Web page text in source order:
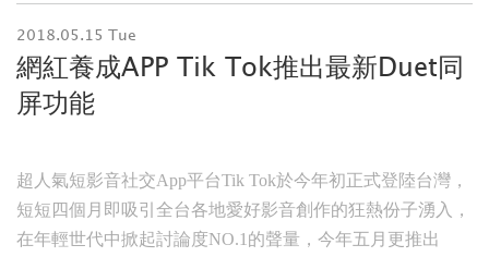
2018.05.15 Tue
網紅養成APP Tik Tok推出最新Duet同
屏功能
超人氣短影音社交App平台Tik Tok於今年初正式登陸台灣，
短短四個月即吸引全台各地愛好影音創作的狂熱份子湧入，
在年輕世代中掀起討論度NO.1的聲量，今年五月更推出